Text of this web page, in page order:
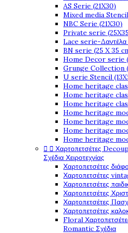
AS Serie (21X30)
Mixed media
NBC Serie (21X30)
Private serie
Lace serie-Δαντέλα
BN serie (25 X 35
Home Decor serie
Grunge Collection
U serie Stencil
Home heritage
Home heritage
Home heritage
Home heritage
Home heritage
Home heritage
Home heritage
  Χαρτοπετσέτες
Σχέδια Χειροτεχνίας
Χαρτοπετσέτες
Χαρτοπετσέτες
Χαρτοπετσέτες
Χαρτοπετσέτες
Χαρτοπετσέτες
Χαρτοπετσέτες
Floral
Romantic Σχέδια